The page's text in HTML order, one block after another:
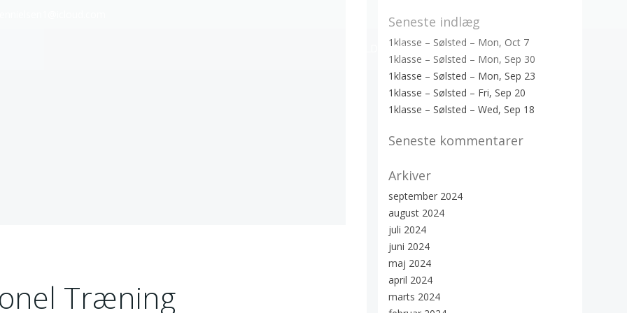
HOLD TYPER HOLD PLAN
Træning
Seneste indlæg
1klasse – Sølsted – Mon, Oct 7
1klasse – Sølsted – Mon, Sep 30
1klasse – Sølsted – Mon, Sep 23
1klasse – Sølsted – Fri, Sep 20
1klasse – Sølsted – Wed, Sep 18
Seneste kommentarer
Arkiver
september 2024
august 2024
juli 2024
juni 2024
maj 2024
april 2024
marts 2024